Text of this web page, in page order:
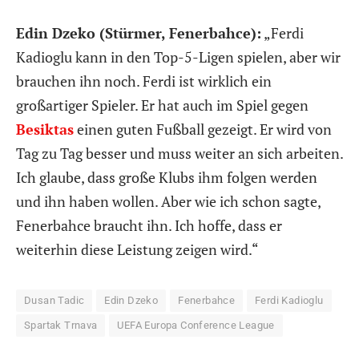
Edin Dzeko (Stürmer, Fenerbahce): „Ferdi
Kadioglu kann in den Top-5-Ligen spielen, aber wir
brauchen ihn noch. Ferdi ist wirklich ein
großartiger Spieler. Er hat auch im Spiel gegen
Besiktaseinen guten Fußball gezeigt. Er wird von
Tag zu Tag besser und muss weiter an sich arbeiten.
Ich glaube, dass große Klubs ihm folgen werden
und ihn haben wollen. Aber wie ich schon sagte,
Fenerbahce braucht ihn. Ich hoffe, dass er
weiterhin diese Leistung zeigen wird.“
Dusan Tadic Edin Dzeko Fenerbahce Ferdi Kadioglu
Spartak Trnava UEFA Europa Conference League